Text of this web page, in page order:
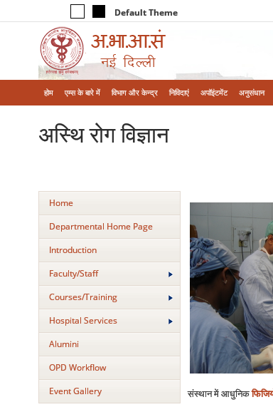
Default Theme
होम एम्‍स के बारे में विभाग और केन्‍द्र निविदाएं अपॉइंटमेंट अनुसंधान
अस्थि रोग विज्ञान
Home
Departmental Home Page
Introduction
Faculty/Staff
Courses/Training
Hospital Services
Alumini
OPD Workflow
Event Gallery
संस्थान में आधुनिक